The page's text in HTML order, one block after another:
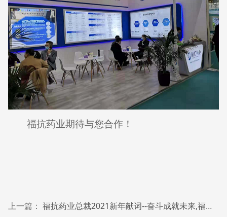
福抗药业期待与您合作！
上一篇： 福抗药业总裁2021新年献词--奋斗成就未来,福抗人都了不起！